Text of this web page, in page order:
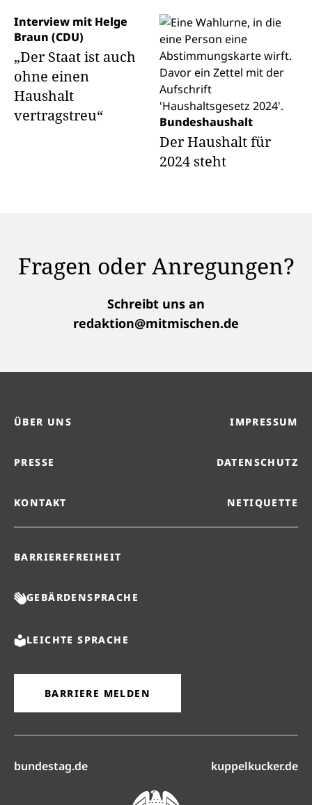
Interview mit Helge
Braun (CDU)
„Der Staat ist auch
ohne einen
Haushalt
vertragstreu“
Bundeshaushalt
Der Haushalt für
2024 steht
Fragen oder Anregungen?
Schreibt uns an
redaktion@mitmischen.de
ÜBER UNS IMPRESSUM
PRESSE DATENSCHUTZ
KONTAKT NETIQUETTE
BARRIEREFREIHEIT
GEBÄRDENSPRACHE
LEICHTE SPRACHE
BARRIERE MELDEN
bundestag.de(öffnet in neuem Reiter)kuppelkucker.de